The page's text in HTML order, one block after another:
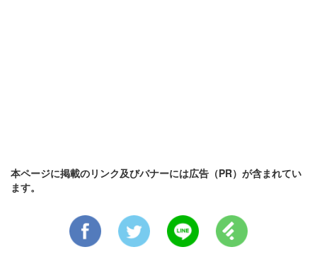
本ページに掲載のリンク及びバナーには広告（PR）が含まれてい
ます。